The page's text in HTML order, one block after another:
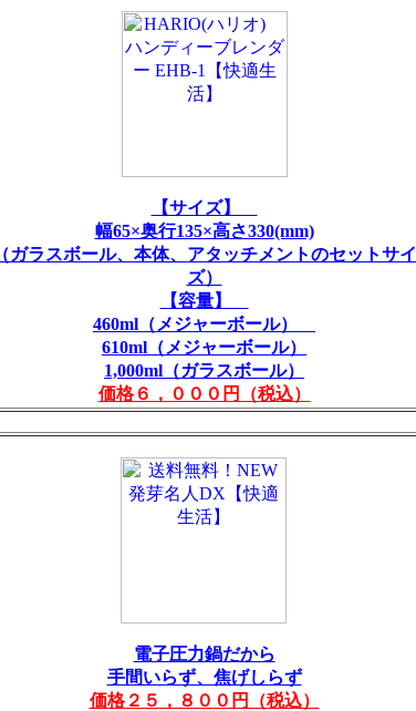
【サイズ】
幅65×奥行135×高さ330(mm)
（ガラスボール、本体、アタッチメントのセットサイ
ズ）
【容量】
460ml（メジャーボール）
610ml（メジャーボール）
1,000ml（ガラスボール）
価格６，０００円（税込）
電子圧力鍋だから
手間いらず、焦げしらず
価格２５，８００円（税込）